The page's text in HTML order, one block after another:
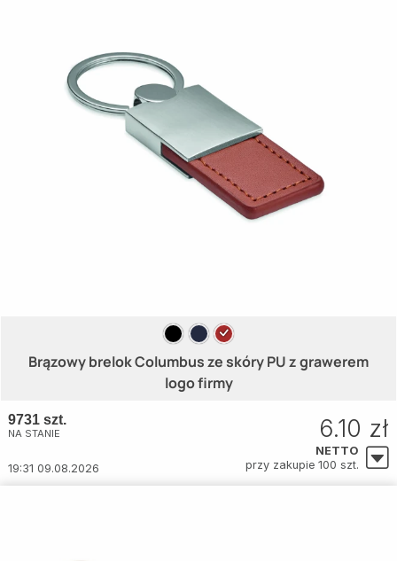
Brązowy brelok Columbus ze skóry PU z grawerem
logo firmy
9731 szt.
NA STANIE
19:31 09.08.2026
6.10 zł
NETTO
przy zakupie 100 szt.